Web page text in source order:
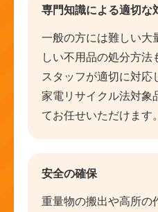
専門知識による適切な
一般の方には難しい大
しい不用品の処分方法
スタッフが適切に対応
家電リサイクル法対象
てお任せいただけます。
安全の確保
重量物の搬出や高所の